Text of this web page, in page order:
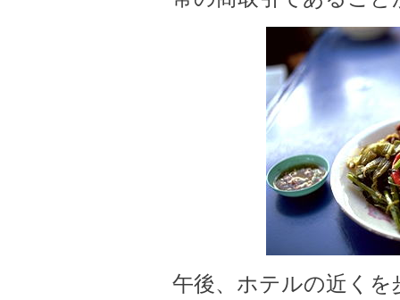
午後、ホテルの近く